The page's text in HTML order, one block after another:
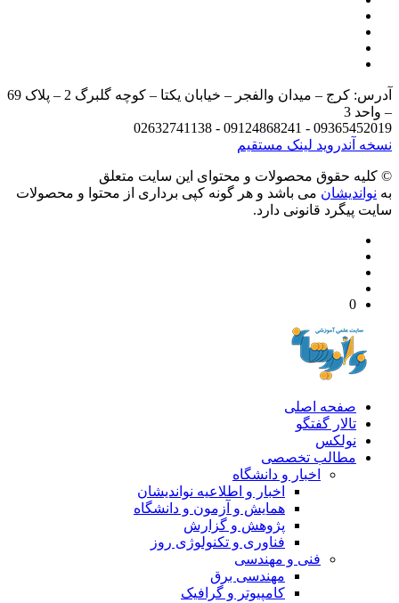
آدرس: کرج – میدان والفجر – خیابان یکتا – کوچه گلبرگ 2 – پلاک 69
3
09365452019 - 09124868241 -
آندرویدلینک مستقیم
حقوق محصولات و محتوای اين سایت متعلق
می باشد و هر گونه کپی برداری از محتوا و محصولات
پیگرد قانونی دارد.
صفحه اصلی
تالار گفتگو
نولکس
مطالب تخصصی
اخبار و دانشگاه
اخبار و اطلاعیه نواندیشان
همایش و آزمون و دانشگاه
پژوهش و گزارش
فناوری و تکنولوژی روز
فنی و مهندسی
مهندسی برق
کامپیوتر و گرافیک